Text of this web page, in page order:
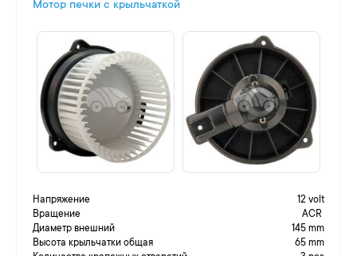
Мотор печки c крыльчаткой
Напряжение
12 volt
Вращение
ACR
Диаметр внешний
145 mm
Высота крыльчатки общая
65 mm